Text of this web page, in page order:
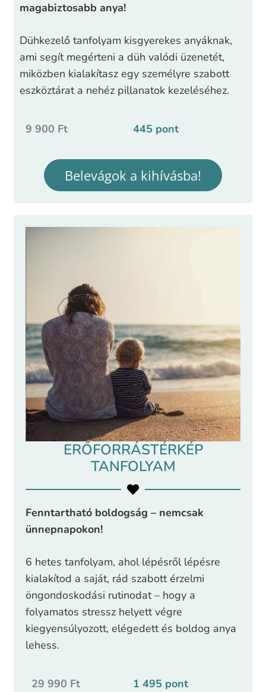
magabiztosabb anya!
Dühkezelő tanfolyam kisgyerekes anyáknak,
ami segít megérteni a düh valódi üzenetét,
miközben kialakítasz egy személyre szabott
eszköztárat a nehéz pillanatok kezeléséhez.
9 900 Ft 445 pont
Belevágok a kihívásba!
ERŐFORRÁSTÉRKÉP
TANFOLYAM
Fenntartható boldogság – nemcsak
ünnepnapokon!
6 hetes tanfolyam, ahol lépésről lépésre
kialakítod a saját, rád szabott érzelmi
öngondoskodási rutinodat – hogy a
folyamatos stressz helyett végre
kiegyensúlyozott, elégedett és boldog anya
lehess.
29 990 Ft 1 495 pont